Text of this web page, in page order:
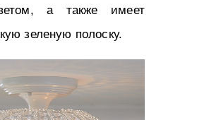
а также имеет
зеленую полоску.